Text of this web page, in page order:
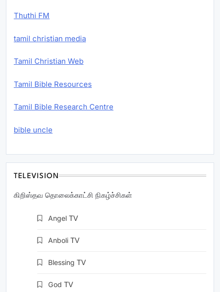
Thuthi FM
tamil christian media
Tamil Christian Web
Tamil Bible Resources
Tamil Bible Research Centre
bible uncle
TELEVISION
கிறிஸ்தவ தொலைக்காட்சி நிகழ்ச்சிகள்
Angel TV
Anboli TV
Blessing TV
God TV